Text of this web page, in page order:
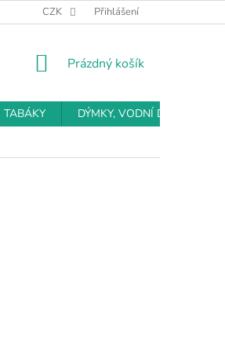
PODMÍNKY OCHRANY OSOBNÍCH ÚDAJŮ
CZK Přihlášení
NÁKUPNÍ
Prázdný košík
TABÁKY
DÝMKY, VODNÍ DÝMKY